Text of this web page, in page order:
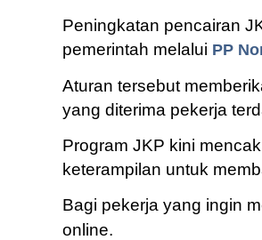
Peningkatan pencairan
pemerintah melalui PP
Aturan tersebut
yang diterima pekerja
Program JKP kini
keterampilan untuk
Bagi pekerja yang ingin
online.